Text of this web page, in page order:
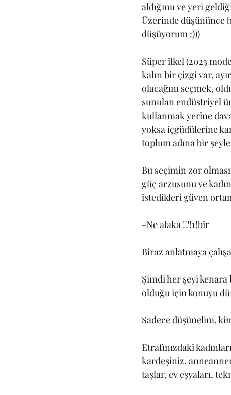
aldığımı ve yeri
Üzerinde düşününce
düşüyorum :)))
Süper ilkel (2023
kalın bir çizgi var,
olacağını seçmek,
sunulan endüstriyel
kullanmak yerine
yoksa içgüdülerine
toplum adına bir
Bu seçimin zor
güç arzusunu ve
istedikleri güven
-Ne alaka !?!1!bir
Biraz anlatmaya
Şimdi her şeyi
olduğu için konuyu
Sadece düşünelim,
Etrafınızdaki
kardeşiniz,
taşlar, ev eşyaları,